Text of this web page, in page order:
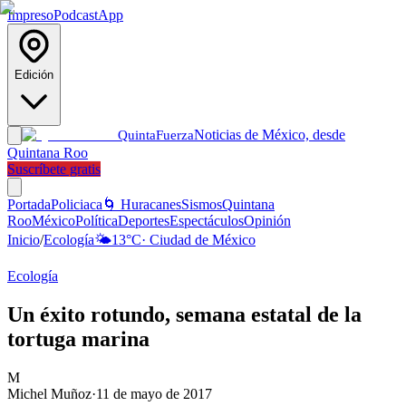
ImpresoPodcastApp
Edición
QuintaFuerzaNoticias de México, desde
Quintana Roo
Suscríbete gratis
PortadaPoliciaca 🌀 HuracanesSismosQuintana
RooMéxicoPolíticaDeportesEspectáculosOpinión
Inicio/Ecología🌤️13°C· Ciudad de México
Ecología
Un éxito rotundo, semana estatal de la
tortuga marina
M
Michel Muñoz·11 de mayo de 2017